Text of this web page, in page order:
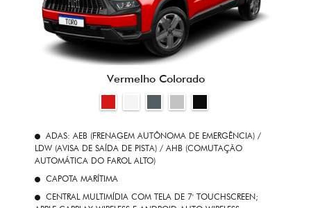
Vermelho Colorado
ADAS: AEB (FRENAGEM AUTÔNOMA DE EMERGÊNCIA) /
LDW (AVISA DE SAÍDA DE PISTA) / AHB (COMUTAÇÃO
AUTOMÁTICA DO FAROL ALTO)
CAPOTA MARÍTIMA
CENTRAL MULTIMÍDIA COM TELA DE 7' TOUCHSCREEN;